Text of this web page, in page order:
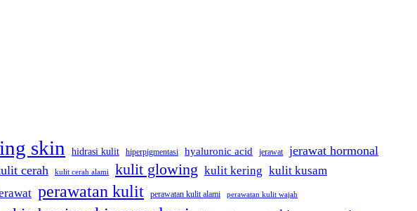
skin hidrasi kulit hiperpigmentasi hyaluronic acid jerawat jerawat hormonal
cerah kulit cerah alami kulit glowing kulit kering kulit kusam
perawatan kulit perawatan kulit alami perawatan kulit wajah